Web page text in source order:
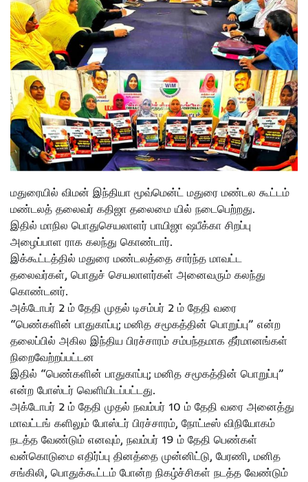
மதுரையில் விமன் இந்தியா மூவ்மென்ட் மதுரை மண்டல கூட்டம்
மண்டலத் தலைவர் கதிஜா தலைமை யில் நடைபெற்றது.
இதில் மாநில பொதுசெயலாளர் பாயிஜா ஷபீக்கா சிறப்பு
அழைப்பாள ராக கலந்து கொண்டார்.
இக்கூட்டத்தில் மதுரை மண்டலத்தை சார்ந்த மாவட்ட
தலைவர்கள், பொதுச் செயலாளர்கள் அனைவரும் கலந்து
கொண்டனர்.
அக்டோபர் 2 ம் தேதி முதல் டிசம்பர் 2 ம் தேதி வரை
“பெண்களின் பாதுகாப்பு; மனித சமூகத்தின் பொறுப்பு” என்ற
தலைப்பில் அகில இந்திய பிரச்சாரம் சம்பந்தமாக தீர்மானங்கள்
நிறைவேற்றப்பட்டன
இதில் “பெண்களின் பாதுகாப்பு; மனித சமூகத்தின் பொறுப்பு”
என்ற போஸ்டர் வெளியிடப்பட்டது.
அக்டோபர் 2 ம் தேதி முதல் நவம்பர் 10 ம் தேதி வரை அனைத்து
மாவட்டங் களிலும் போஸ்டர் பிரச்சாரம், நோட்டீஸ் விநியோகம்
நடத்த வேண்டும் எனவும், நவம்பர் 19 ம் தேதி பெண்கள்
வன்கொடுமை எதிர்ப்பு தினத்தை முன்னிட்டு, பேரணி, மனித
சங்கிலி, பொதுக்கூட்டம் போன்ற நிகழ்ச்சிகள் நடத்த வேண்டும்